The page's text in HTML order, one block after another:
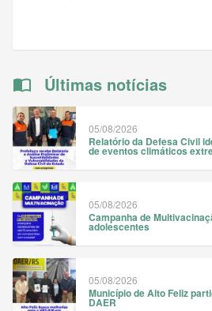
Últimas notícias
05/08/2026
Relatório da Defesa Civil
de eventos climáticos
05/08/2026
Campanha de
adolescentes
05/08/2026
Município de Alto Feliz
DAER